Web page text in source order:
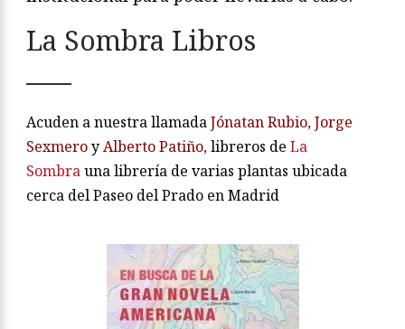
La Sombra Libros
Acuden a nuestra llamadaJónatan Rubio, Jorge
SexmeroyAlberto Patiño,libreros de La
Sombrauna librería de varias plantas ubicada
cerca del Paseo del Prado en Madrid